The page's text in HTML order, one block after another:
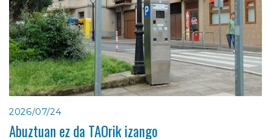
2026/07/24
Abuztuan ez da TAOrik izango